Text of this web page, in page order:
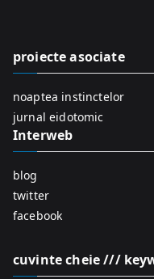
proiecte asociate
noaptea instinctelor
jurnal eidotomic
Interweb
blog
twitter
facebook
cuvinte cheie ///